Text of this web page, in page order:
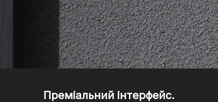
Преміальний інтерфейс.